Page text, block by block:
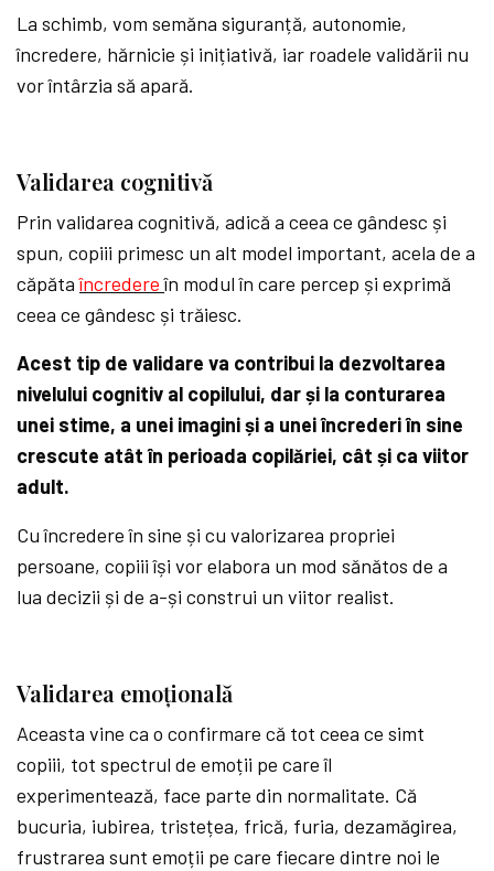
La schimb, vom semăna siguranță, autonomie,
încredere, hărnicie și inițiativă, iar roadele validării nu
vor întârzia să apară.
Validarea cognitivă
Prin validarea cognitivă, adică a ceea ce gândesc și
spun, copiii primesc un alt model important, acela de a
căpătaîncredere în modul în care percep și exprimă
ceea ce gândesc și trăiesc.
Acest tip de validare va contribui la dezvoltarea
nivelului cognitiv al copilului, dar și la conturarea
unei stime, a unei imagini și a unei încrederi în sine
crescute atât în perioada copilăriei, cât și ca viitor
adult.
Cu încredere în sine și cu valorizarea propriei
persoane, copiii își vor elabora un mod sănătos de a
lua decizii și de a-și construi un viitor realist.
Validarea emoțională
Aceasta vine ca o confirmare că tot ceea ce simt
copiii, tot spectrul de emoții pe care îl
experimentează, face parte din normalitate. Că
bucuria, iubirea, tristețea, frică, furia, dezamăgirea,
frustrarea sunt emoții pe care fiecare dintre noi le